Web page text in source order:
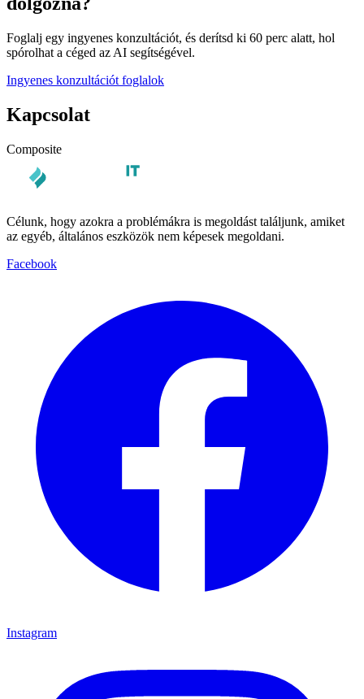
Foglalj egy ingyenes konzultációt, és derítsd ki 60 perc alatt, hol
spórolhat a céged az AI segítségével.
Ingyenes konzultációt foglalok
Kapcsolat
Composite
Célunk, hogy azokra a problémákra is megoldást találjunk, amiket
az egyéb, általános eszközök nem képesek megoldani.
Facebook
Instagram